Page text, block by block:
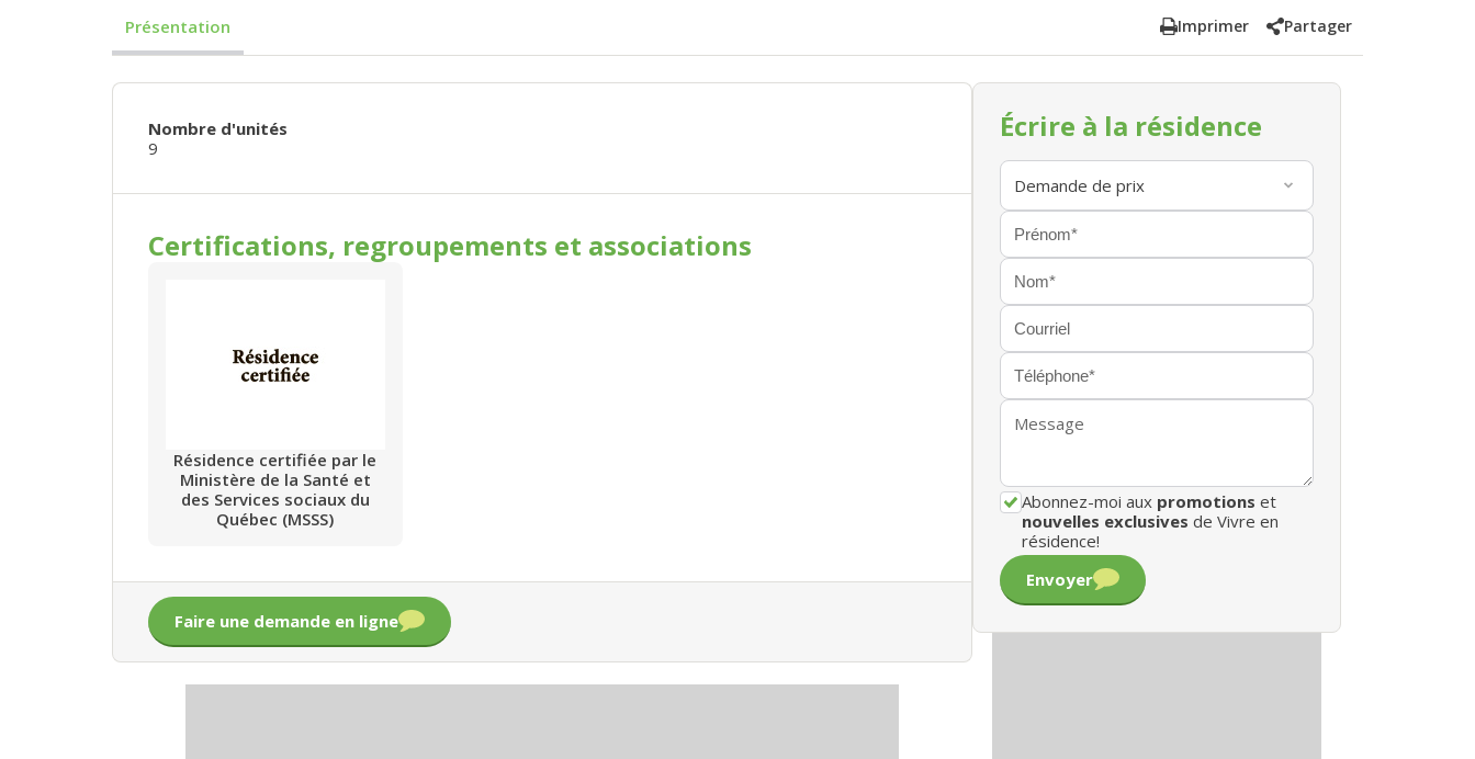
Présentation Imprimer Partager
Nombre d'unités
9
Certifications, regroupements et associations
Résidence certifiée par le
Ministère de la Santé et
des Services sociaux du
Québec (MSSS)
Faire une demande en ligne
Écrire à la résidence
Abonnez-moi aux promotions et
nouvelles exclusives de Vivre en
résidence!
Envoyer